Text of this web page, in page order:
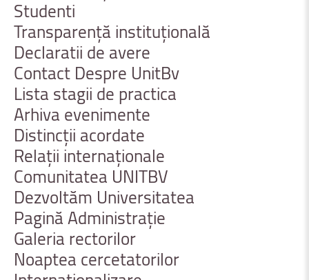
Studenti
Transparență instituțională
Declaratii de avere
Contact Despre UnitBv
Lista stagii de practica
Arhiva evenimente
Distincții acordate
Relații internaționale
Comunitatea UNITBV
Dezvoltăm Universitatea
PaginăAdministrație
Galeria rectorilor
Noaptea cercetatorilor